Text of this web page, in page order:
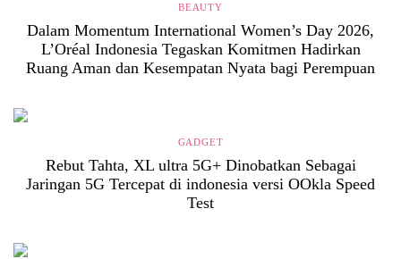
BEAUTY
Dalam Momentum International Women’s Day 2026,
L’Oréal Indonesia Tegaskan Komitmen Hadirkan
Ruang Aman dan Kesempatan Nyata bagi Perempuan
GADGET
Rebut Tahta, XL ultra 5G+ Dinobatkan Sebagai
Jaringan 5G Tercepat di indonesia versi OOkla Speed
Test